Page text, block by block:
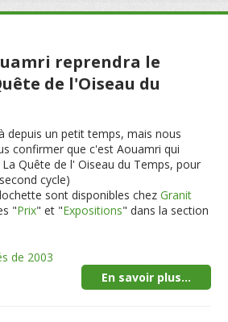
reprendra le
de l'Oiseau du
depuis un petit temps, mais nous
confirmer que c'est Aouamri qui
Quête de l' Oiseau du Temps, pour
cycle)
sont disponibles chezGranit
"Prix" et "Expositions" dans la section
de 2003
En savoir plus...